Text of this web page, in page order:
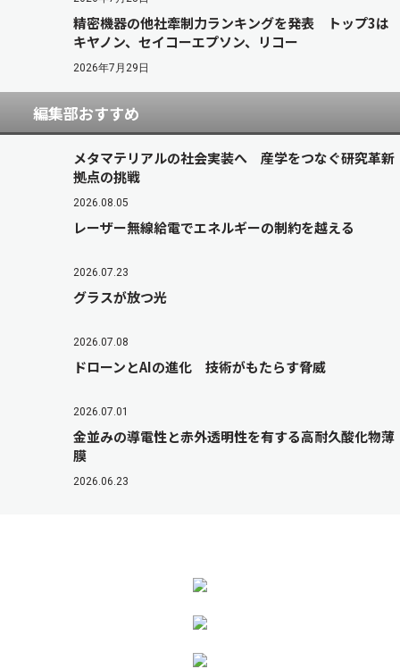
精密機器の他社牽制力ランキングを発表 トップ3は
キヤノン、セイコーエプソン、リコー
2026年7月29日
編集部おすすめ
メタマテリアルの社会実装へ 産学をつなぐ研究革新
拠点の挑戦
2026.08.05
レーザー無線給電でエネルギーの制約を越える
2026.07.23
グラスが放つ光
2026.07.08
ドローンとAIの進化 技術がもたらす脅威
2026.07.01
金並みの導電性と赤外透明性を有する高耐久酸化物薄
膜
2026.06.23